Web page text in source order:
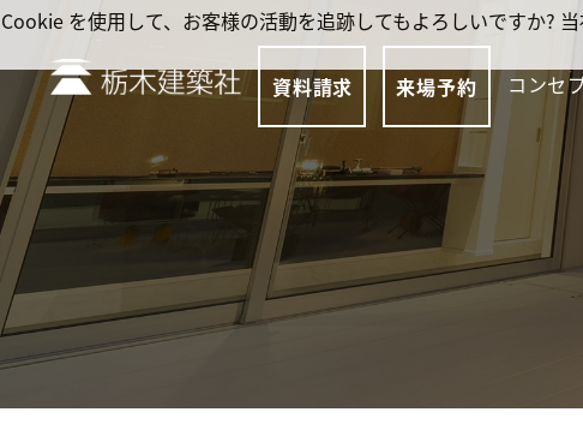
資料請求 来場予約 コンセ
Cookie を使用して、お客様の活動を追跡してもよろしいですか?